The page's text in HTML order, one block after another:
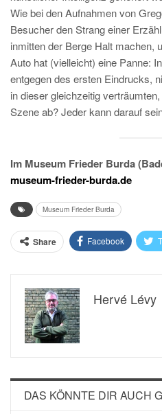
Wie bei den Aufnahmen von
Besucher den Strang einer
inmitten der Berge Halt machen,
Auto hat (vielleicht) eine Panne: In
entgegen des ersten Eindrucks,
in dieser gleichzeitig
Szene ab? Jeder kann darauf
Im Museum Frieder Burda
museum-frieder-burda.de
Museum Frieder Burda
Share Facebook
Hervé Lévy
DAS KÖNNTE DIR AUCH